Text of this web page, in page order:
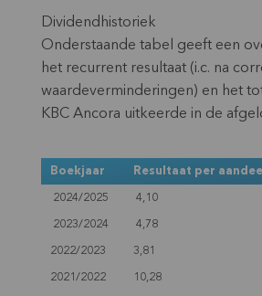
Dividendhistoriek
Onderstaande tabel geeft een
het recurrent resultaat (i.c. na
waardeverminderingen) en het
KBC Ancora uitkeerde in de
Boekjaar Resultaat per
2024/2025 4,10
2023/2024 4,78
2022/2023 3,81
2021/2022 10,28